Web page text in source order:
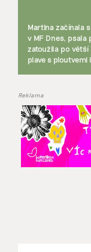
Martina začínala
v MF Dnes, psala
zatoužila po
plave s
Reklama